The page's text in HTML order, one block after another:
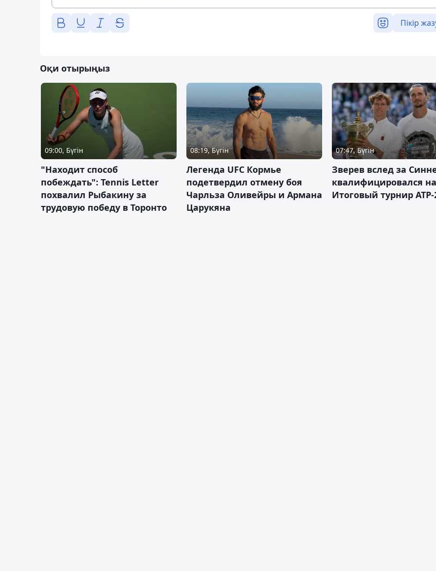
Пікір
Оқи отырыңыз
09:00, Бүгін
"Находит способ
побеждать": Tennis Letter
похвалил Рыбакину за
трудовую победу в Торонто
08:19, Бүгін
Легенда UFC Кормье
подетвердил отмену боя
Чарльза Оливейры и Армана
Царукяна
07:47, Бүгін
Зверев вслед за
квалифицировался на
Итоговый турнир ATP-